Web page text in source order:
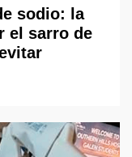
sodio: la
el sarro de